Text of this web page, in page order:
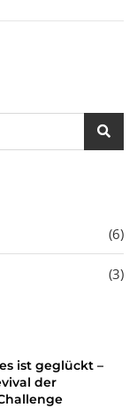
(6)
(3)
ist geglückt –
der